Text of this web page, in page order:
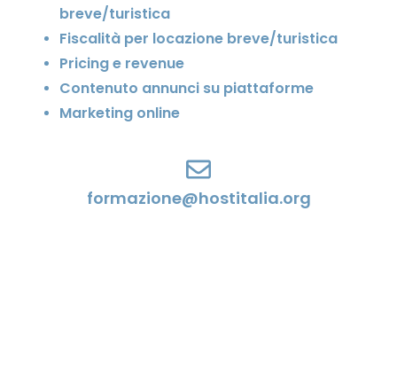
breve/turistica
Fiscalità per locazione breve/turistica
Pricing e revenue
Contenuto annunci su piattaforme
Marketing online
formazione@hostitalia.org